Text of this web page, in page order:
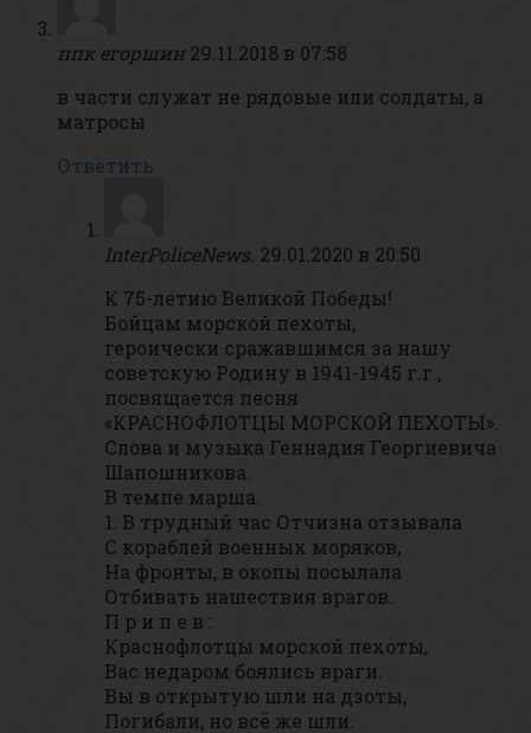
ппк егоршин 29.11.2018 в 07:58
в части служат не рядовые или солдаты, а
матросы
Ответить
InterPoliceNews. 29.01.2020 в 20:50
К 75-летию Великой Победы!
Бойцам морской пехоты,
героически сражавшимся за нашу
советскую Родину в 1941-1945 г.г.,
посвящается песня
«КРАСНОФЛОТЦЫ МОРСКОЙ ПЕХОТЫ».
Слова и музыка Геннадия Георгиевича
Шапошникова.
В темпе марша.
1. В трудный час Отчизна отзывала
С кораблей военных моряков,
На фронты, в окопы посылала
Отбивать нашествия врагов.
П р и п е в :
Краснофлотцы морской пехоты,
Вас недаром боялись враги.
Вы в открытую шли на дзоты,
Погибали, но всё же шли.